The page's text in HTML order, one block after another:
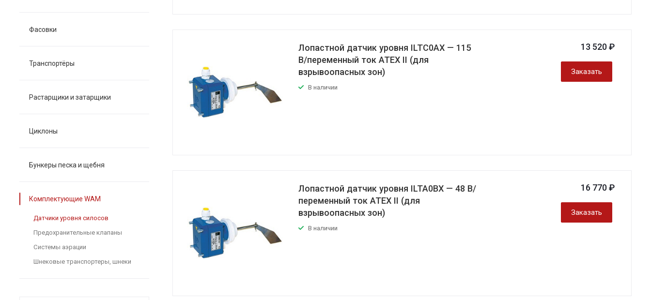
Лопастной датчик уровня ILTC0AX — 115
В/переменный ток АТЕХ II (для
взрывоопасных зон)
В наличии
13 520 ₽
Заказать
Лопастной датчик уровня ILTA0BX — 48 В/
переменный ток АТЕХ II (для
взрывоопасных зон)
В наличии
16 770 ₽
Заказать
Фасовки
Транспортёры
Растарщики и затарщики
Циклоны
Бункеры песка и щебня
Комплектующие WAM
Датчики уровня силосов
Предохранительные клапаны
Системы аэрации
Шнековые транспортеры, шнеки